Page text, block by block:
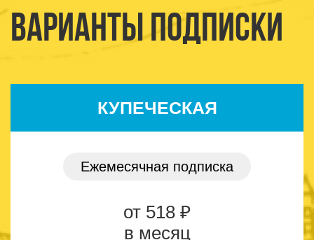
Варианты подписки
КУПЕЧЕСКАЯ
Ежемесячная подписка
от 518 ₽
в месяц